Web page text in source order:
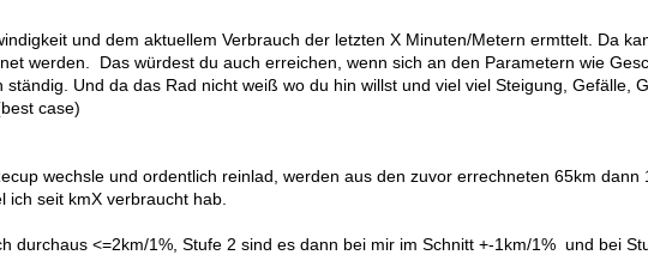
und dem aktuellem Verbrauch der letzten X Minuten/Metern ermttelt. Da
werden. Das würdest du auch erreichen, wenn sich an den Parametern wie
Und da das Rad nicht weiß wo du hin willst und viel viel Steigung, Gefälle,
case)
wechsle und ordentlich reinlad, werden aus den zuvor errechneten 65km dann
seit kmX verbraucht hab.
durchaus <=2km/1%, Stufe 2 sind es dann bei mir im Schnitt +-1km/1% und bei